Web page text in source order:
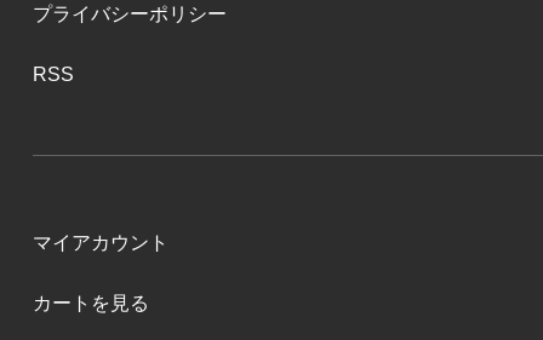
プライバシーポリシー
RSS
マイアカウント
カートを見る